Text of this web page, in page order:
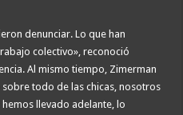
denunciar. Lo que han
colectivo», reconoció
Al mismo tiempo, Zimerman
todo de las chicas, nosotros
llevado adelante, lo